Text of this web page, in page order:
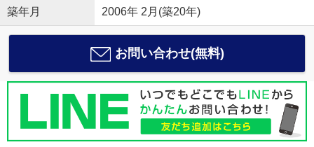
築年月 2006年 2月(築20年)
お問い合わせ(無料)